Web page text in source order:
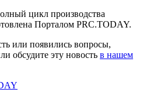
цикл производства
Порталом PRC.TODAY.
или появились вопросы,
обсудите эту новость в нашем